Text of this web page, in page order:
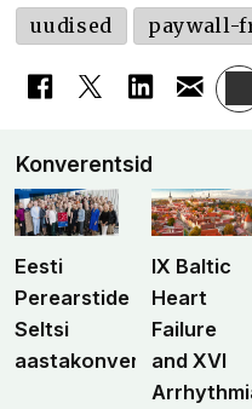
uudised paywall-
Konverentsid
Eesti
Perearstide
Seltsi
aastakonverents
IX Baltic
Heart
Failure
and XVI